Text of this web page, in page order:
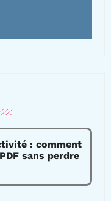
: comment
sans perdre